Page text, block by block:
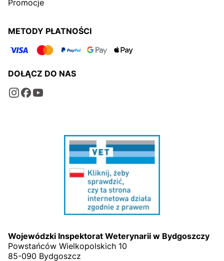
Promocje
METODY PŁATNOŚCI
DOŁĄCZ DO NAS
Wojewódzki Inspektorat Weterynarii w Bydgoszczy
Powstańców Wielkopolskich 10
85-090 Bydgoszcz